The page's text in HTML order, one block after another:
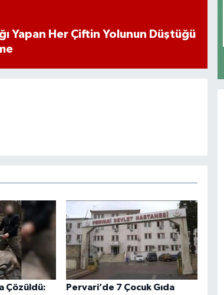
Yapan Her Çiftin Yolunun Düştüğü
Çözüldü:
Pervari’de 7 Çocuk Gıda